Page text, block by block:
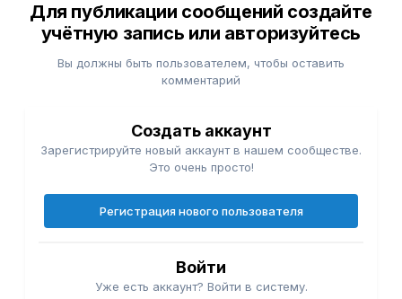
Для публикации сообщений создайте
учётную запись или авторизуйтесь
Вы должны быть пользователем, чтобы оставить
комментарий
Создать аккаунт
Зарегистрируйте новый аккаунт в нашем сообществе.
Это очень просто!
Регистрация нового пользователя
Войти
Уже есть аккаунт? Войти в систему.